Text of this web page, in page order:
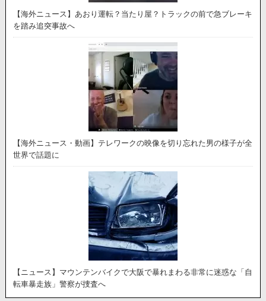
【海外ニュース】あおり運転？当たり屋？トラックの前で急ブレーキ
を踏み追突事故へ
【海外ニュース・動画】テレワークの映像を切り忘れた男の様子が全
世界で話題に
【ニュース】マウンテンバイクで大阪で暴れまわる非常に迷惑な「自
転車暴走族」警察が捜査へ